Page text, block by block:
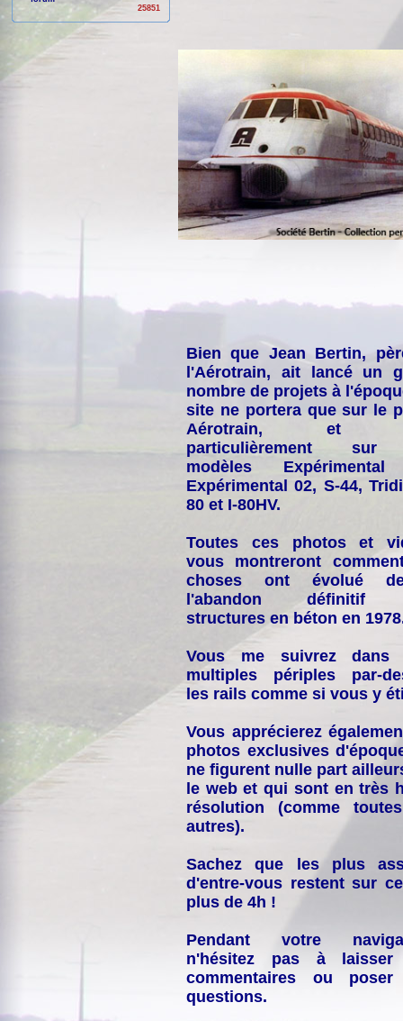
25851
Bien que Jean Bertin,
l'Aérotrain, ait lancé un
nombre de projets à
site ne portera que sur le
Aérotrain, et
particulièrement
modèles
Expérimental 02, S-44,
80 et I-80HV.
Toutes ces photos et
vous montreront
choses ont évolué
l'abandon définitif
structures en béton en
Vous me suivrez dans
multiples périples par-
les rails comme si vous y
Vous apprécierez
photos exclusives
ne figurent nulle part
le web et qui sont en très
résolution (comme
autres).
Sachez que les plus
d'entre-vous restent sur
plus de 4h !
Pendant votre
n'hésitez pas à laisser
commentaires ou
questions.